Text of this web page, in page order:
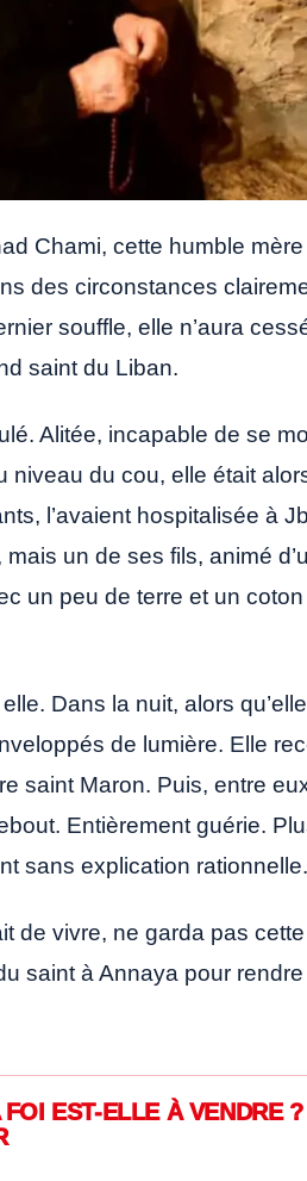
Chami, cette humble
des circonstances
souffle, elle n’aura
saint du Liban.
Alitée, incapable de se
niveau du cou, elle était
l’avaient hospitalisée à
un de ses fils, animé
un peu de terre et un
Dans la nuit, alors
de lumière. Elle
saint Maron. Puis, entre
Entièrement guérie.
sans explication rationnelle.
de vivre, ne garda pas
saint à Annaya pour
EST-ELLE À VENDRE ?